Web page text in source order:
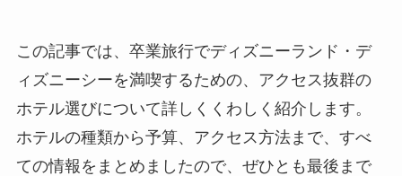
この記事では、卒業旅行でディズニーランド・デ
ィズニーシーを満喫するための、アクセス抜群の
ホテル選びについて詳しくくわしく紹介します。
ホテルの種類から予算、アクセス方法まで、すべ
ての情報をまとめましたので、ぜひとも最後まで